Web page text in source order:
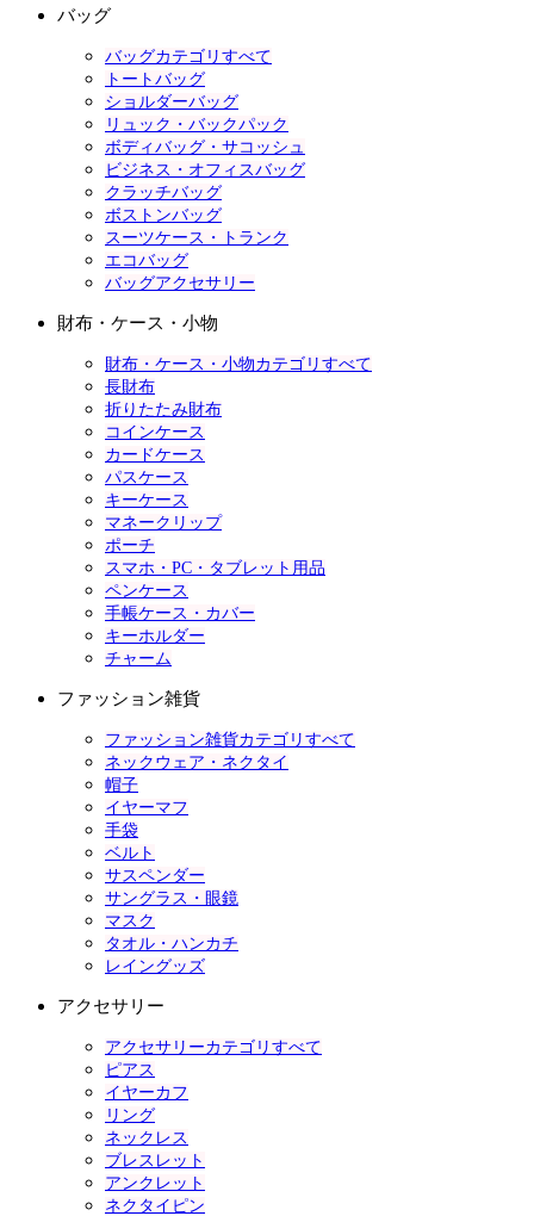
バッグ
バッグカテゴリすべて
トートバッグ
ショルダーバッグ
リュック・バックパック
ボディバッグ・サコッシュ
ビジネス・オフィスバッグ
クラッチバッグ
ボストンバッグ
スーツケース・トランク
エコバッグ
バッグアクセサリー
財布・ケース・小物
財布・ケース・小物カテゴリすべて
長財布
折りたたみ財布
コインケース
カードケース
パスケース
キーケース
マネークリップ
ポーチ
スマホ・PC・タブレット用品
ペンケース
手帳ケース・カバー
キーホルダー
チャーム
ファッション雑貨
ファッション雑貨カテゴリすべて
ネックウェア・ネクタイ
帽子
イヤーマフ
手袋
ベルト
サスペンダー
サングラス・眼鏡
マスク
タオル・ハンカチ
レイングッズ
アクセサリー
アクセサリーカテゴリすべて
ピアス
イヤーカフ
リング
ネックレス
ブレスレット
アンクレット
ネクタイピン